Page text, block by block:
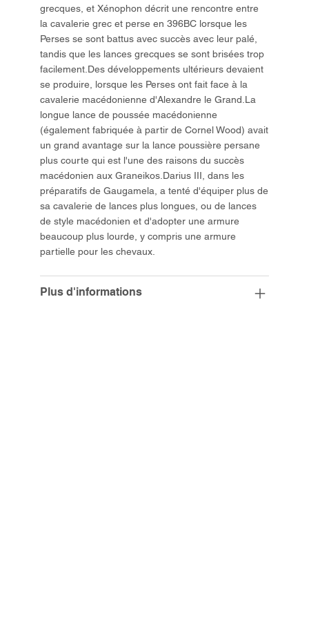
grecques, et Xénophon décrit une rencontre entre
la cavalerie grec et perse en 396BC lorsque les
Perses se sont battus avec succès avec leur palé,
tandis que les lances grecques se sont brisées trop
facilement.Des développements ultérieurs devaient
se produire, lorsque les Perses ont fait face à la
cavalerie macédonienne d'Alexandre le Grand.La
longue lance de poussée macédonienne
(également fabriquée à partir de Cornel Wood) avait
un grand avantage sur la lance poussière persane
plus courte qui est l'une des raisons du succès
macédonien aux Graneikos.Darius III, dans les
préparatifs de Gaugamela, a tenté d'équiper plus de
sa cavalerie de lances plus longues, ou de lances
de style macédonien et d'adopter une armure
beaucoup plus lourde, y compris une armure
partielle pour les chevaux.
Plus d'informations